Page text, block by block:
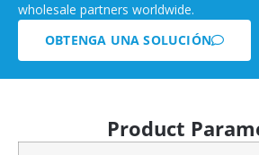
wholesale partners worldwide.
OBTENGA UNA SOLUCIÓN
Product